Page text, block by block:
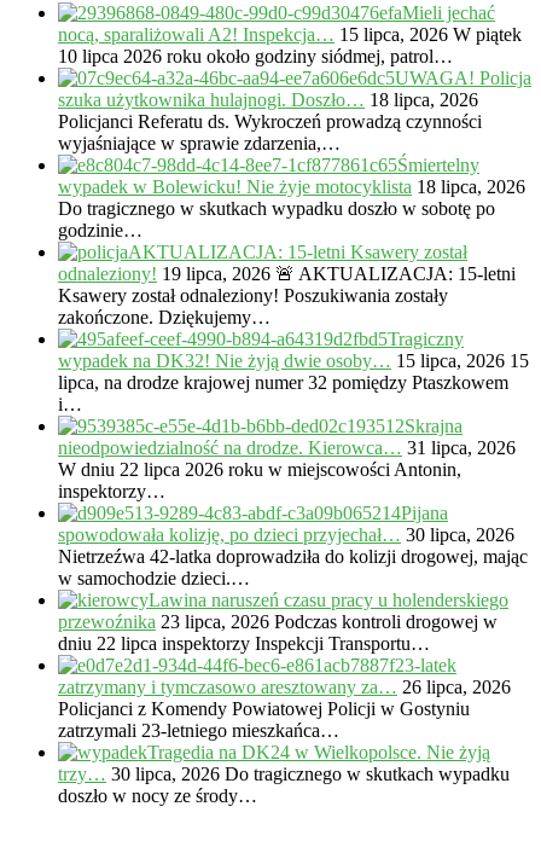
Mieli jechać
nocą, sparaliżowali A2! Inspekcja… 15 lipca, 2026 W piątek
10 lipca 2026 roku około godziny siódmej, patrol…
UWAGA! Policja
szuka użytkownika hulajnogi. Doszło… 18 lipca, 2026
Policjanci Referatu ds. Wykroczeń prowadzą czynności
wyjaśniające w sprawie zdarzenia,…
Śmiertelny
wypadek w Bolewicku! Nie żyje motocyklista 18 lipca, 2026
Do tragicznego w skutkach wypadku doszło w sobotę po
godzinie…
AKTUALIZACJA: 15-letni Ksawery został
odnaleziony! 19 lipca, 2026 🚨 AKTUALIZACJA: 15-letni
Ksawery został odnaleziony! Poszukiwania zostały
zakończone. Dziękujemy…
Tragiczny
wypadek na DK32! Nie żyją dwie osoby… 15 lipca, 2026 15
lipca, na drodze krajowej numer 32 pomiędzy Ptaszkowem
i…
Skrajna
nieodpowiedzialność na drodze. Kierowca… 31 lipca, 2026
W dniu 22 lipca 2026 roku w miejscowości Antonin,
inspektorzy…
Pijana
spowodowała kolizję, po dzieci przyjechał… 30 lipca, 2026
Nietrzeźwa 42-latka doprowadziła do kolizji drogowej, mając
w samochodzie dzieci.…
Lawina naruszeń czasu pracy u holenderskiego
przewoźnika 23 lipca, 2026 Podczas kontroli drogowej w
dniu 22 lipca inspektorzy Inspekcji Transportu…
23-latek
zatrzymany i tymczasowo aresztowany za… 26 lipca, 2026
Policjanci z Komendy Powiatowej Policji w Gostyniu
zatrzymali 23-letniego mieszkańca…
Tragedia na DK24 w Wielkopolsce. Nie żyją
trzy… 30 lipca, 2026 Do tragicznego w skutkach wypadku
doszło w nocy ze środy…